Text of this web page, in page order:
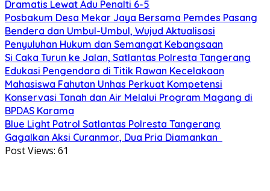
Dramatis Lewat Adu Penalti 6-5
Posbakum Desa Mekar Jaya Bersama Pemdes Pasang
Bendera dan Umbul-Umbul, Wujud Aktualisasi
Penyuluhan Hukum dan Semangat Kebangsaan
Si Caka Turun ke Jalan, Satlantas Polresta Tangerang
Edukasi Pengendara di Titik Rawan Kecelakaan
Mahasiswa Fahutan Unhas Perkuat Kompetensi
Konservasi Tanah dan Air Melalui Program Magang di
BPDAS Karama
Blue Light Patrol Satlantas Polresta Tangerang
Gagalkan Aksi Curanmor, Dua Pria Diamankan
Post Views: 61